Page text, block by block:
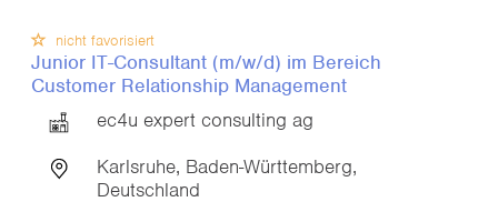
nicht favorisiert
Junior IT-Consultant (m/w/d) im Bereich
Customer Relationship Management
ec4u expert consulting ag
Karlsruhe, Baden-Württemberg,
Deutschland